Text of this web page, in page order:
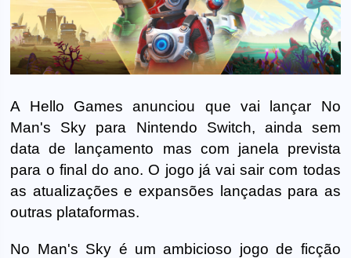
A Hello Games anunciou que vai lançar No
Man's Sky para Nintendo Switch, ainda sem
data de lançamento mas com janela prevista
para o final do ano. O jogo já vai sair com todas
as atualizações e expansões lançadas para as
outras plataformas.
No Man's Sky é um ambicioso jogo de ficção